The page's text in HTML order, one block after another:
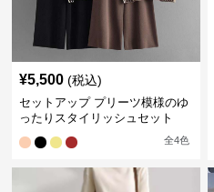
¥5,500 (税込)
セットアップ プリーツ模様のゆ
ったりスタイリッシュセット
全4色